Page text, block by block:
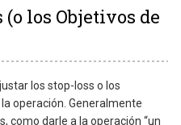
los Objetivos de
los stop-loss o los
operación. Generalmente
como darle a la operación “un